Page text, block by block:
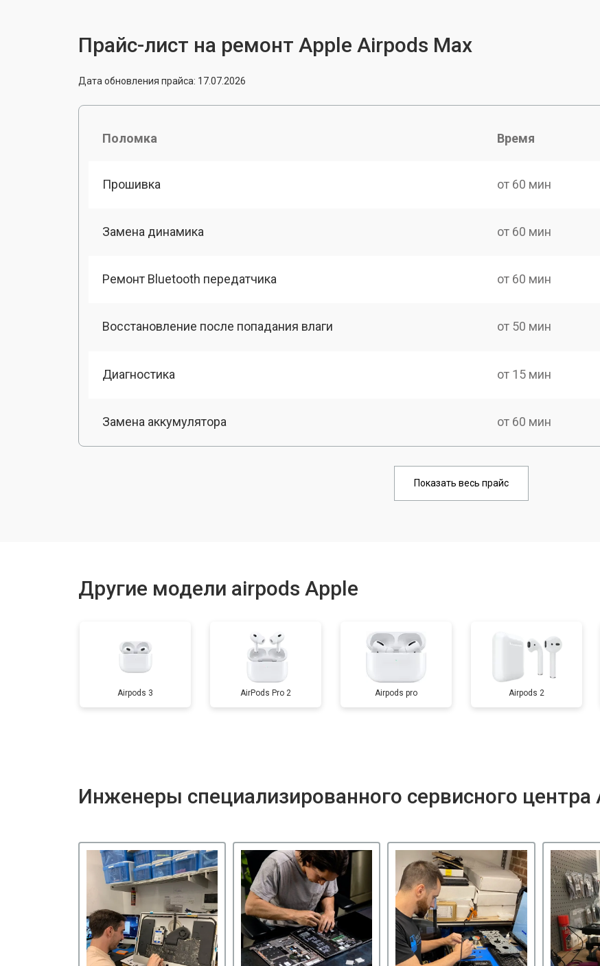
Прайс-лист на ремонт Apple Airpods Max
Дата обновления прайса: 17.07.2026
Поломка Время
Прошивка от 60 мин
Замена динамика от 60 мин
Ремонт Bluetooth передатчика от 60 мин
Восстановление после попадания влаги от 50 мин
Диагностика от 15 мин
Замена аккумулятора от 60 мин
от 80 мин
Показать весь прайс
Другие модели airpods Apple
Airpods 3 AirPods Pro 2 Airpods pro Airpods 2
Инженеры специализированного сервисного центра